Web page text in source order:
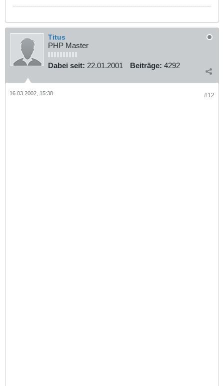
Titus
PHP Master
Dabei seit: 22.01.2001 Beiträge: 4292
#12
16.03.2002, 15:38